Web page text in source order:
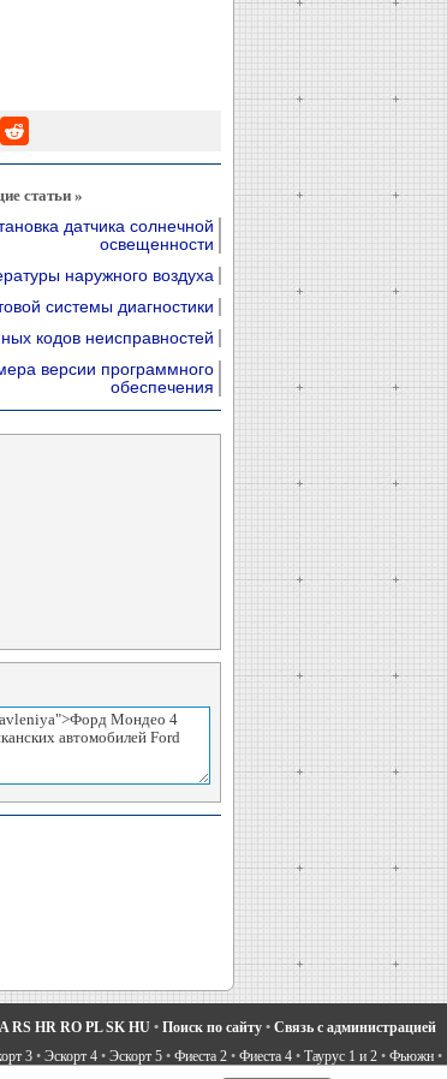
статьи »
датчика солнечной
освещенности
наружного воздуха
системы диагностики
кодов неисправностей
версии программного
обеспечения
RS HR RO PL SK HU • Поиск по сайту • Связь с администрацией
3 • Эскорт 4 • Эскорт 5 • Фиеста 2 • Фиеста 4 • Таурус 1 и 2 • Фьюжн •